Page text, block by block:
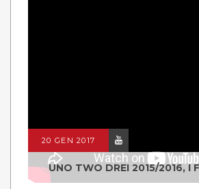
20 GEN 2017